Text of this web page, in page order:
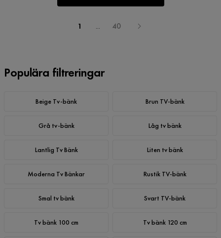
1 ... 40
Populära filtreringar
Beige Tv-bänk Brun TV-bänk
Grå tv-bänk Låg tv bänk
Lantlig Tv Bänk Liten tv bänk
Moderna Tv Bänkar Rustik TV-bänk
Smal tv bänk Svart TV-bänk
Tv bänk 100 cm Tv bänk 120 cm